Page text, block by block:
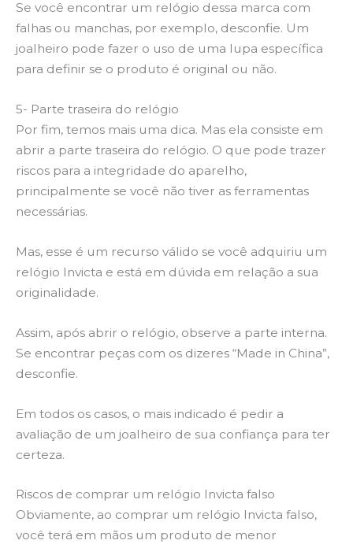
Se você encontrar um relógio dessa marca com
falhas ou manchas, por exemplo, desconfie. Um
joalheiro pode fazer o uso de uma lupa específica
para definir se o produto é original ou não.
5- Parte traseira do relógio
Por fim, temos mais uma dica. Mas ela consiste em
abrir a parte traseira do relógio. O que pode trazer
riscos para a integridade do aparelho,
principalmente se você não tiver as ferramentas
necessárias.
Mas, esse é um recurso válido se você adquiriu um
relógio Invicta e está em dúvida em relação a sua
originalidade.
Assim, após abrir o relógio, observe a parte interna.
Se encontrar peças com os dizeres “Made in China”,
desconfie.
Em todos os casos, o mais indicado é pedir a
avaliação de um joalheiro de sua confiança para ter
certeza.
Riscos de comprar um relógio Invicta falso
Obviamente, ao comprar um relógio Invicta falso,
você terá em mãos um produto de menor